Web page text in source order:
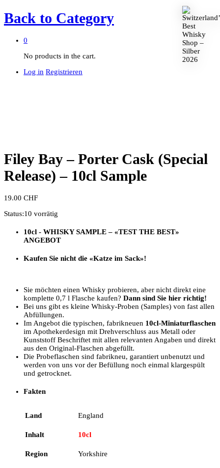
Back to Category
0
No products in the cart.
Log in Registrieren
Filey Bay – Porter Cask (Special
Release) – 10cl Sample
19.00 CHF
Status:10 vorrätig
10cl - WHISKY SAMPLE – «TEST THE BEST»
ANGEBOT
Kaufen Sie nicht die «Katze im Sack»!
Sie möchten einen Whisky probieren, aber nicht direkt eine
komplette 0,7 l Flasche kaufen? Dann sind Sie hier richtig!
Bei uns gibt es kleine Whisky-Proben (Samples) von fast allen
Abfüllungen.
Im Angebot die typischen, fabrikneuen 10cl-Miniaturflaschen
im Apothekerdesign mit Drehverschluss aus Metall oder
Kunststoff Beschriftet mit allen relevanten Angaben und direkt
aus den Original-Flaschen abgefüllt.
Die Probeflaschen sind fabrikneu, garantiert unbenutzt und
werden von uns vor der Befüllung noch einmal klargespült
und getrocknet.
Fakten
Land England
Inhalt 10cl
Region Yorkshire